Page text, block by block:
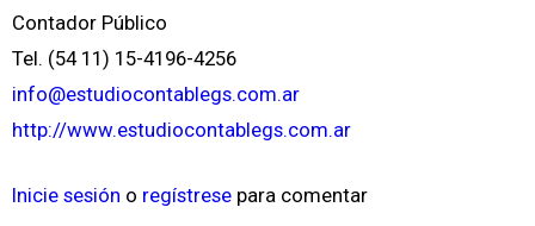
Contador Público
Tel. (54 11) 15-4196-4256
info@estudiocontablegs.com.ar
http://www.estudiocontablegs.com.ar
Inicie sesión o regístrese para comentar